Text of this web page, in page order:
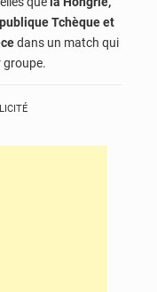
Tchèque et
dans un match qui
groupe.